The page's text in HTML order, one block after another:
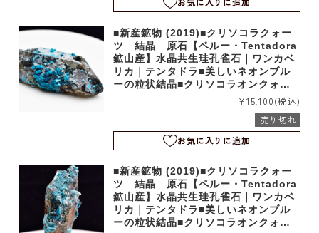
■新産鉱物 (2019)■クリソコラクォー
ツ 結晶 原石【ペルー・Tentadora
鉱山産】水晶共生珪孔雀石｜ワンカベ
リカ｜テンタドラ■美しいネオンブル
ーの粒状結晶■クリソコラオンクォー
¥15,100(税込)
売り切れ
お気に入りに追加
■新産鉱物 (2019)■クリソコラクォー
ツ 結晶 原石【ペルー・Tentadora
鉱山産】水晶共生珪孔雀石｜ワンカベ
リカ｜テンタドラ■美しいネオンブル
ーの粒状結晶■クリソコラオンクォー